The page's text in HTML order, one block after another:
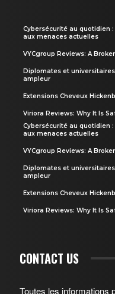
Cybersécurité au quotidien
aux menaces actuelles
VYCgroup Reviews: A
Diplomates et
ampleur
Extensions Cheveux
Viriora Reviews: Why It Is
Cybersécurité au quotidien
aux menaces actuelles
VYCgroup Reviews: A
Diplomates et
ampleur
Extensions Cheveux
Viriora Reviews: Why It Is
CONTACT US
Toutes les informations